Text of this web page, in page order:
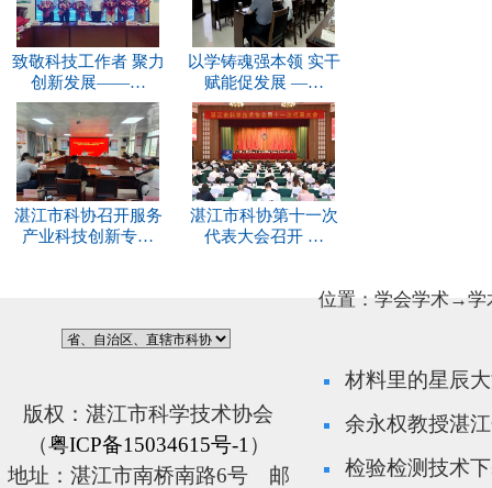
致敬科技工作者 聚力
创新发展——…
以学铸魂强本领 实干
赋能促发展 —…
湛江市科协召开服务
产业科技创新专…
湛江市科协第十一次
代表大会召开 …
位置：学会学术→学
材料里的星辰
余永权教授湛
检验检测技术
版权：湛江市科学技术协会
（粤ICP备15034615号-1 ）
地址：湛江市南桥南路6号 邮